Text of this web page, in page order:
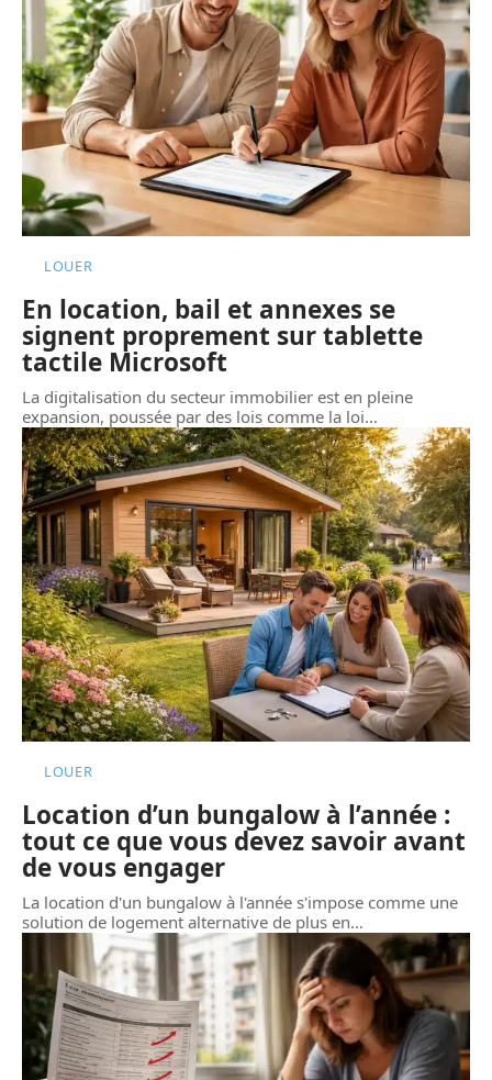
LOUER
En location, bail et annexes se
signent proprement sur tablette
tactile Microsoft
La digitalisation du secteur immobilier est en pleine
expansion, poussée par des lois comme la loi…
LOUER
Location d’un bungalow à l’année :
tout ce que vous devez savoir avant
de vous engager
La location d'un bungalow à l'année s'impose comme une
solution de logement alternative de plus en…